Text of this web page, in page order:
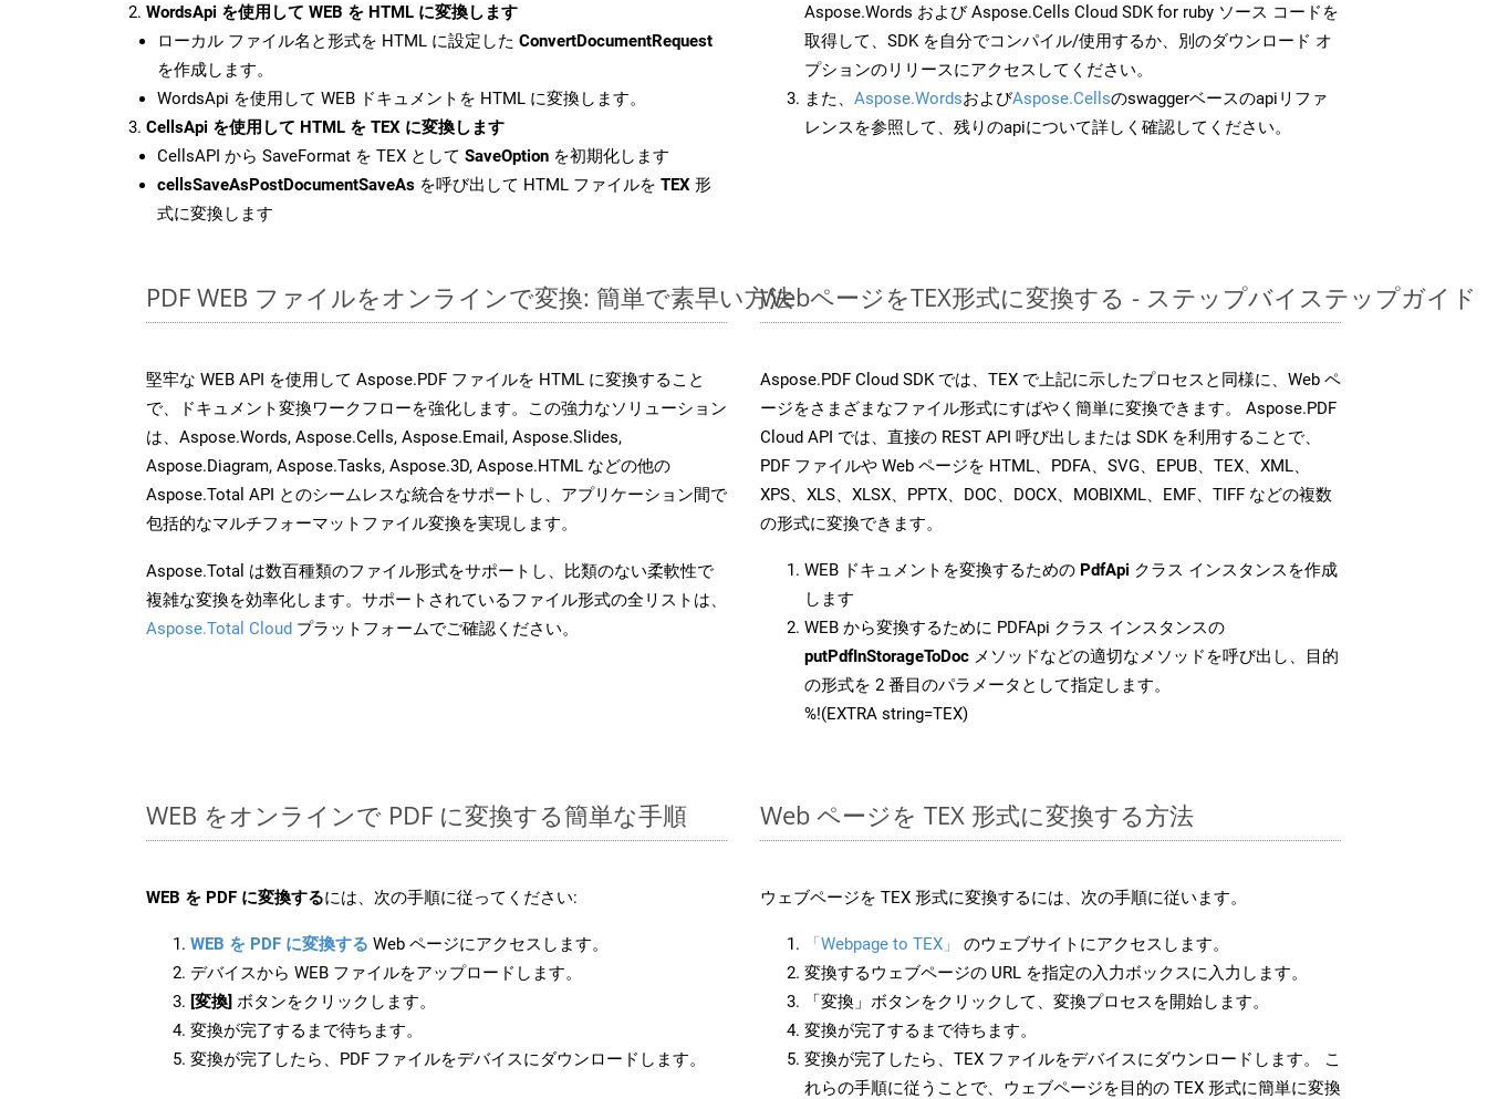
WordsApi を使用して WEB を HTML に変換します
ローカル ファイル名と形式を HTML に設定した ConvertDocumentRequest
を作成します。
WordsApi を使用して WEB ドキュメントを HTML に変換します。
CellsApi を使用して HTML を TEX に変換します
CellsAPI から SaveFormat を TEX として SaveOption を初期化します
cellsSaveAsPostDocumentSaveAs を呼び出して HTML ファイルを TEX 形
式に変換します
Aspose.Words および Aspose.Cells Cloud SDK for ruby ソース コードを
取得して、SDK を自分でコンパイル/使用するか、別のダウンロード オ
プションのリリースにアクセスしてください。
また、 Aspose.WordsおよびAspose.Cellsのswaggerベースのapiリファ
レンスを参照して、残りのapiについて詳しく確認してください。
PDF WEB ファイルをオンラインで変換: 簡単で素早い方法
堅牢な WEB API を使用して Aspose.PDF ファイルを HTML に変換すること
で、ドキュメント変換ワークフローを強化します。この強力なソリューション
は、Aspose.Words, Aspose.Cells, Aspose.Email, Aspose.Slides,
Aspose.Diagram, Aspose.Tasks, Aspose.3D, Aspose.HTML などの他の
Aspose.Total API とのシームレスな統合をサポートし、アプリケーション間で
包括的なマルチフォーマットファイル変換を実現します。
Aspose.Total は数百種類のファイル形式をサポートし、比類のない柔軟性で
複雑な変換を効率化します。サポートされているファイル形式の全リストは、
Aspose.Total Cloud プラットフォームでご確認ください。
WebページをTEX形式に変換する - ステップバイステップガイド
Aspose.PDF Cloud SDK では、TEX で上記に示したプロセスと同様に、Web ペ
ージをさまざまなファイル形式にすばやく簡単に変換できます。 Aspose.PDF
Cloud API では、直接の REST API 呼び出しまたは SDK を利用することで、
PDF ファイルや Web ページを HTML、PDFA、SVG、EPUB、TEX、XML、
XPS、XLS、XLSX、PPTX、DOC、DOCX、MOBIXML、EMF、TIFF などの複数
の形式に変換できます。
WEB ドキュメントを変換するための PdfApi クラス インスタンスを作成
します
WEB から変換するために PDFApi クラス インスタンスの
putPdfInStorageToDoc メソッドなどの適切なメソッドを呼び出し、目的
の形式を 2 番目のパラメータとして指定します。
%!(EXTRA string=TEX)
WEB をオンラインで PDF に変換する簡単な手順
WEB を PDF に変換するには、次の手順に従ってください:
WEB を PDF に変換する Web ページにアクセスします。
デバイスから WEB ファイルをアップロードします。
[変換] ボタンをクリックします。
変換が完了するまで待ちます。
変換が完了したら、PDF ファイルをデバイスにダウンロードします。
Web ページを TEX 形式に変換する方法
ウェブページを TEX 形式に変換するには、次の手順に従います。
「Webpage to TEX」
のウェブサイトにアクセスします。
変換するウェブページの URL を指定の入力ボックスに入力します。
「変換」ボタンをクリックして、変換プロセスを開始します。
変換が完了するまで待ちます。
変換が完了したら、TEX ファイルをデバイスにダウンロードします。 こ
れらの手順に従うことで、ウェブページを目的の TEX 形式に簡単に変換